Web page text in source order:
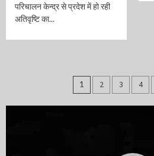
परिचालन केन्द्र से प्रदेश में हो रही
अतिवृष्टि का...
Posts
1 2 3 4